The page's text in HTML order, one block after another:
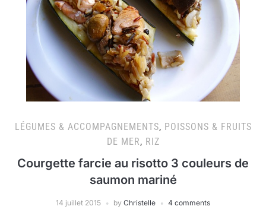
LÉGUMES & ACCOMPAGNEMENTS, POISSONS & FRUITS
DE MER, RIZ
Courgette farcie au risotto 3 couleurs de
saumon mariné
14 juillet 2015 by Christelle 4 comments